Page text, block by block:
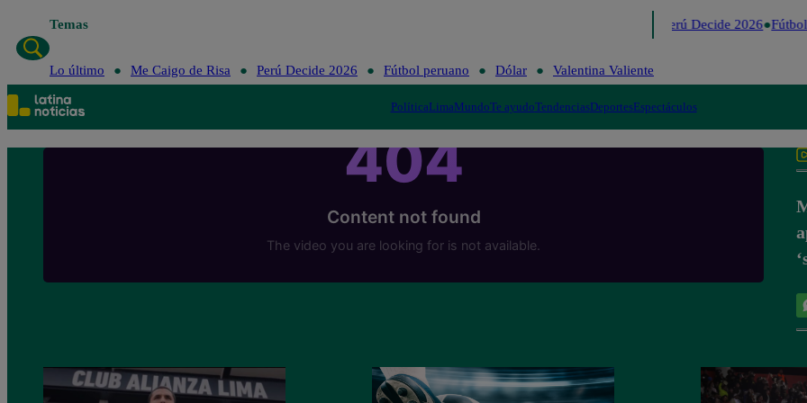
Temas Perú Decide 2026 Fútbol
Lo último Me Caigo de Risa Perú Decide 2026 Fútbol peruano Dólar Valentina Valiente
PolíticaLimaMundoTe ayudoTendenciasDeportesEspectáculos